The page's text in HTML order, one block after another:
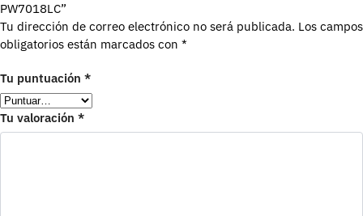
PW7018LC”
Tu dirección de correo electrónico no será publicada. Los campos
obligatorios están marcados con *
Tu puntuación *
Tu valoración *